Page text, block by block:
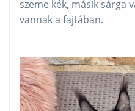
szeme kék, másik sárga
vannak a fajtában.